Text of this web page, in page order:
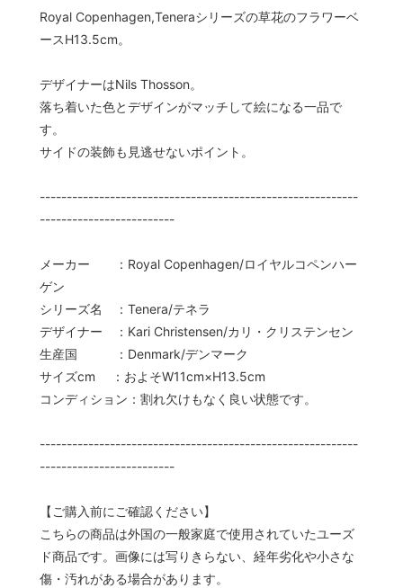
Royal Copenhagen,Teneraシリーズの草花のフラワーベ
ースH13.5cm。
デザイナーはNils Thosson。
落ち着いた色とデザインがマッチして絵になる一品で
す。
サイドの装飾も見逃せないポイント。
-----------------------------------------------------------
-------------------------
メーカー ：Royal Copenhagen/ロイヤルコペンハー
ゲン
シリーズ名 ：Tenera/テネラ
デザイナー ：Kari Christensen/カリ・クリステンセン
生産国 ：Denmark/デンマーク
サイズcm ：およそW11cm×H13.5cm
コンディション：割れ欠けもなく良い状態です。
-----------------------------------------------------------
-------------------------
【ご購入前にご確認ください】
こちらの商品は外国の一般家庭で使用されていたユーズ
ド商品です。画像には写りきらない、経年劣化や小さな
傷・汚れがある場合があります。